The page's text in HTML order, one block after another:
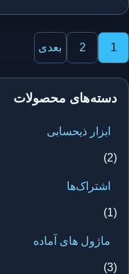
صفحه‌بندی
نوشته‌ها
1
2 بعدی
دسته‌های محصولات
ابزار ذیحسابی
(2)
اشتراک‌ها
(1)
ماژول های آماده
(3)